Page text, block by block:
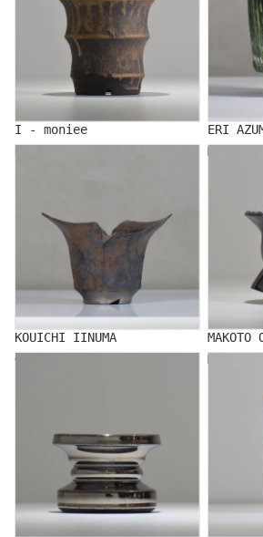
I - moniee
ERI
KOUICHI IINUMA
MAKOTO
Ogi
MAKITO